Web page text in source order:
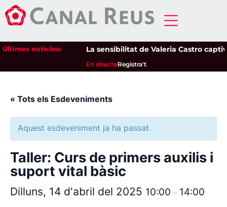
Últimes notícies: La sensibilitat de Valeria Castro
En directeRegistra't
« Tots els Esdeveniments
Aquest esdeveniment ja ha passat.
Taller: Curs de primers auxilis i
suport vital bàsic
Dilluns, 14 d'abril del 2025 10:00 – 14:00